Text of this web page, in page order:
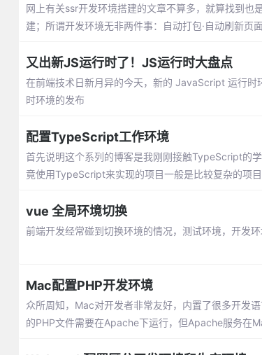
网上有关ssr开发环境搭建的文章不算多，就算找到也
建；所谓开发环境无非两件事：自动打包·自动刷新页
又出新JS运行时了！JS运行时大盘点
在前端技术日新月异的今天，新的 JavaScript 运行
时环境的发布
配置TypeScript工作环境
首先说明这个系列的博客是我刚刚接触TypeScript的
竟使用TypeScript来实现的项目一般是比较复杂的项
vue 全局环境切换
前端开发经常碰到切换环境的情况，测试环境，开发
Mac配置PHP开发环境
众所周知，Mac对开发者非常友好，内置了很多开发
的PHP文件需要在Apache下运行，但Apache服务在